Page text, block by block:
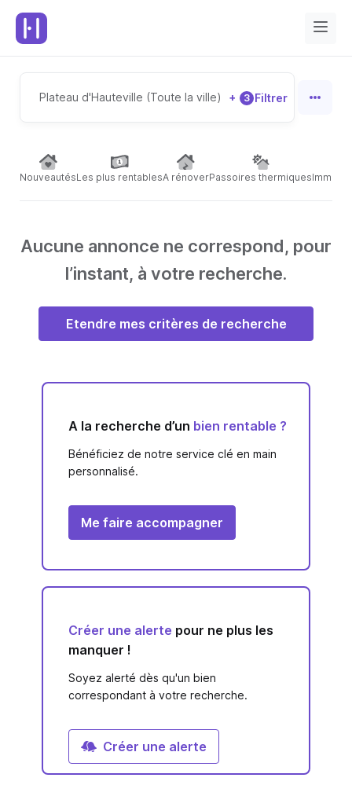
Plateau d'Hauteville (Toute la ville) + 3 Filtrer
NouveautésLes plus rentablesA rénoverPassoires thermiques
Aucune annonce ne correspond, pour
l’instant, à votre recherche.
Etendre mes critères de recherche
A la recherche d’un bien rentable ?
Bénéficiez de notre service clé en main
personnalisé.
Me faire accompagner
Créer une alerte pour ne plus les
manquer !
Soyez alerté dès qu'un bien
correspondant à votre recherche.
Créer une alerte